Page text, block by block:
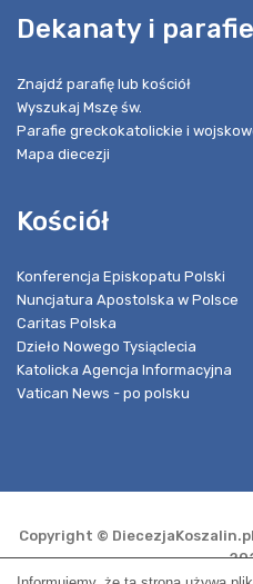
Dekanaty i parafie
Znajdź parafię lub kościół
Wyszukaj Mszę św.
Parafie greckokatolickie i
Mapa diecezji
Kościół
Konferencja Episkopatu Polski
Nuncjatura Apostolska w Polsce
Caritas Polska
Dzieło Nowego Tysiąclecia
Katolicka Agencja Informacyjna
Vatican News - po polsku
Copyright ©